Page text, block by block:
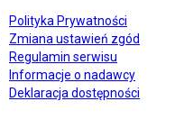
Polityka Prywatności
Zmiana ustawień zgód
Regulamin serwisu
Informacje o nadawcy
Deklaracja dostępności